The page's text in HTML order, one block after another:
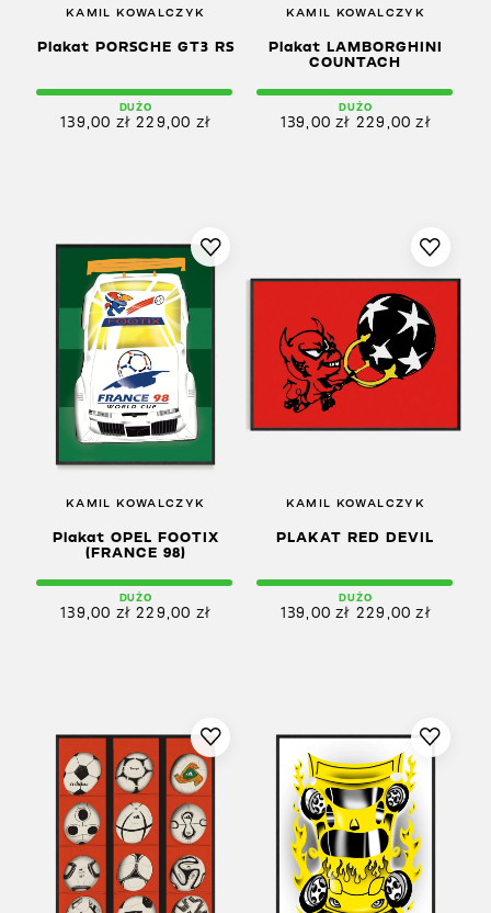
KAMIL KOWALCZYK
Plakat PORSCHE GT3 RS
DUŻO
139,00 zł 229,00 zł
KAMIL KOWALCZYK
Plakat LAMBORGHINI
COUNTACH
DUŻO
139,00zł 229,00zł
KAMIL KOWALCZYK
Plakat OPEL FOOTIX
(FRANCE 98)
DUŻO
139,00 zł 229,00 zł
KAMIL KOWALCZYK
PLAKAT RED DEVIL
DUŻO
139,00zł 229,00zł